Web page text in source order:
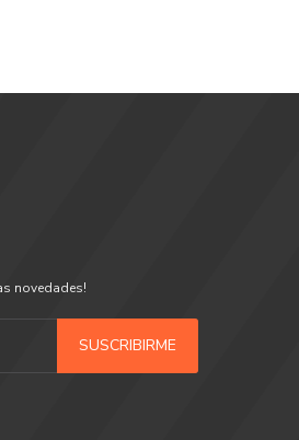
novedades!
SUSCRIBIRME